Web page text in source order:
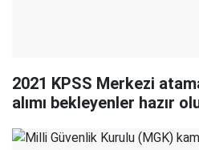
2021 KPSS Merkezi
alımı bekleyenler hazır